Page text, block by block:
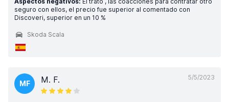
seguro con ellos, el precio fue superior al comentado con
Discoveri, superior en un 10 %
Skoda Scala
5/5/2023
MF M. F.